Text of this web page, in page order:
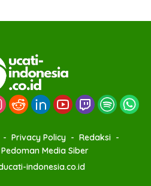
Privacy Policy
Redaksi
Pedoman Media Siber
indonesia.co.id